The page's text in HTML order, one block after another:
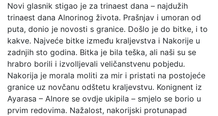
Novi glasnik stigao je za trinaest dana – najdužih
trinaest dana Alnorinog života. Prašnjav i umoran od
puta, donio je novosti s granice. Došlo je do bitke, i to
kakve. Najveće bitke između kraljevstva i Nakorije u
zadnjih sto godina. Bitka je bila teška, ali naši su se
hrabro borili i izvolljevali veličanstvenu pobjedu.
Nakorija je morala moliti za mir i pristati na postojeće
granice uz novčanu odštetu kraljevstvu. Konignent iz
Ayarasa – Alnore se ovdje ukipila – smjelo se borio u
prvim redovima. Nažalost, nakorijski protunapad